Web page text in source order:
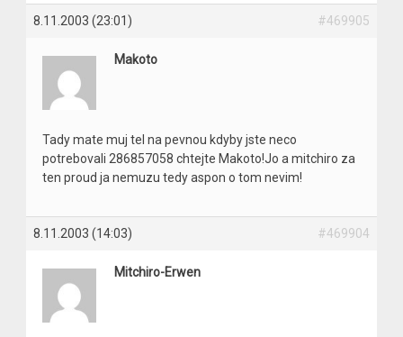
8.11.2003 (23:01) #469905
Makoto
Tady mate muj tel na pevnou kdyby jste neco
potrebovali 286857058 chtejte Makoto!Jo a mitchiro za
ten proud ja nemuzu tedy aspon o tom nevim!
8.11.2003 (14:03) #469904
Mitchiro-Erwen